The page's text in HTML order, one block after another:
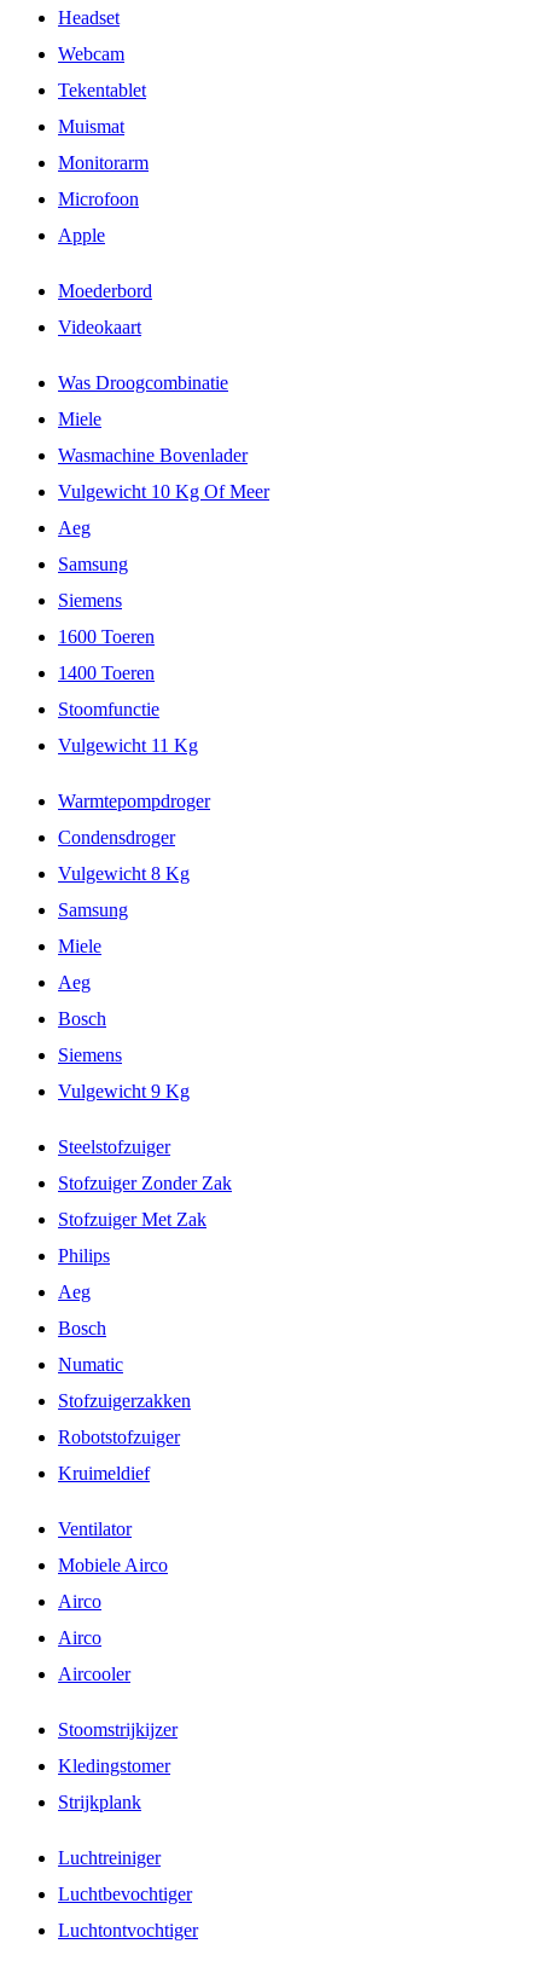
Headset
Webcam
Tekentablet
Muismat
Monitorarm
Microfoon
Apple
Moederbord
Videokaart
Was Droogcombinatie
Miele
Wasmachine Bovenlader
Vulgewicht 10 Kg Of Meer
Aeg
Samsung
Siemens
1600 Toeren
1400 Toeren
Stoomfunctie
Vulgewicht 11 Kg
Warmtepompdroger
Condensdroger
Vulgewicht 8 Kg
Samsung
Miele
Aeg
Bosch
Siemens
Vulgewicht 9 Kg
Steelstofzuiger
Stofzuiger Zonder Zak
Stofzuiger Met Zak
Philips
Aeg
Bosch
Numatic
Stofzuigerzakken
Robotstofzuiger
Kruimeldief
Ventilator
Mobiele Airco
Airco
Airco
Aircooler
Stoomstrijkijzer
Kledingstomer
Strijkplank
Luchtreiniger
Luchtbevochtiger
Luchtontvochtiger